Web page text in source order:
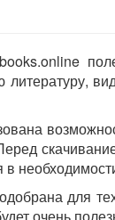
для
очень